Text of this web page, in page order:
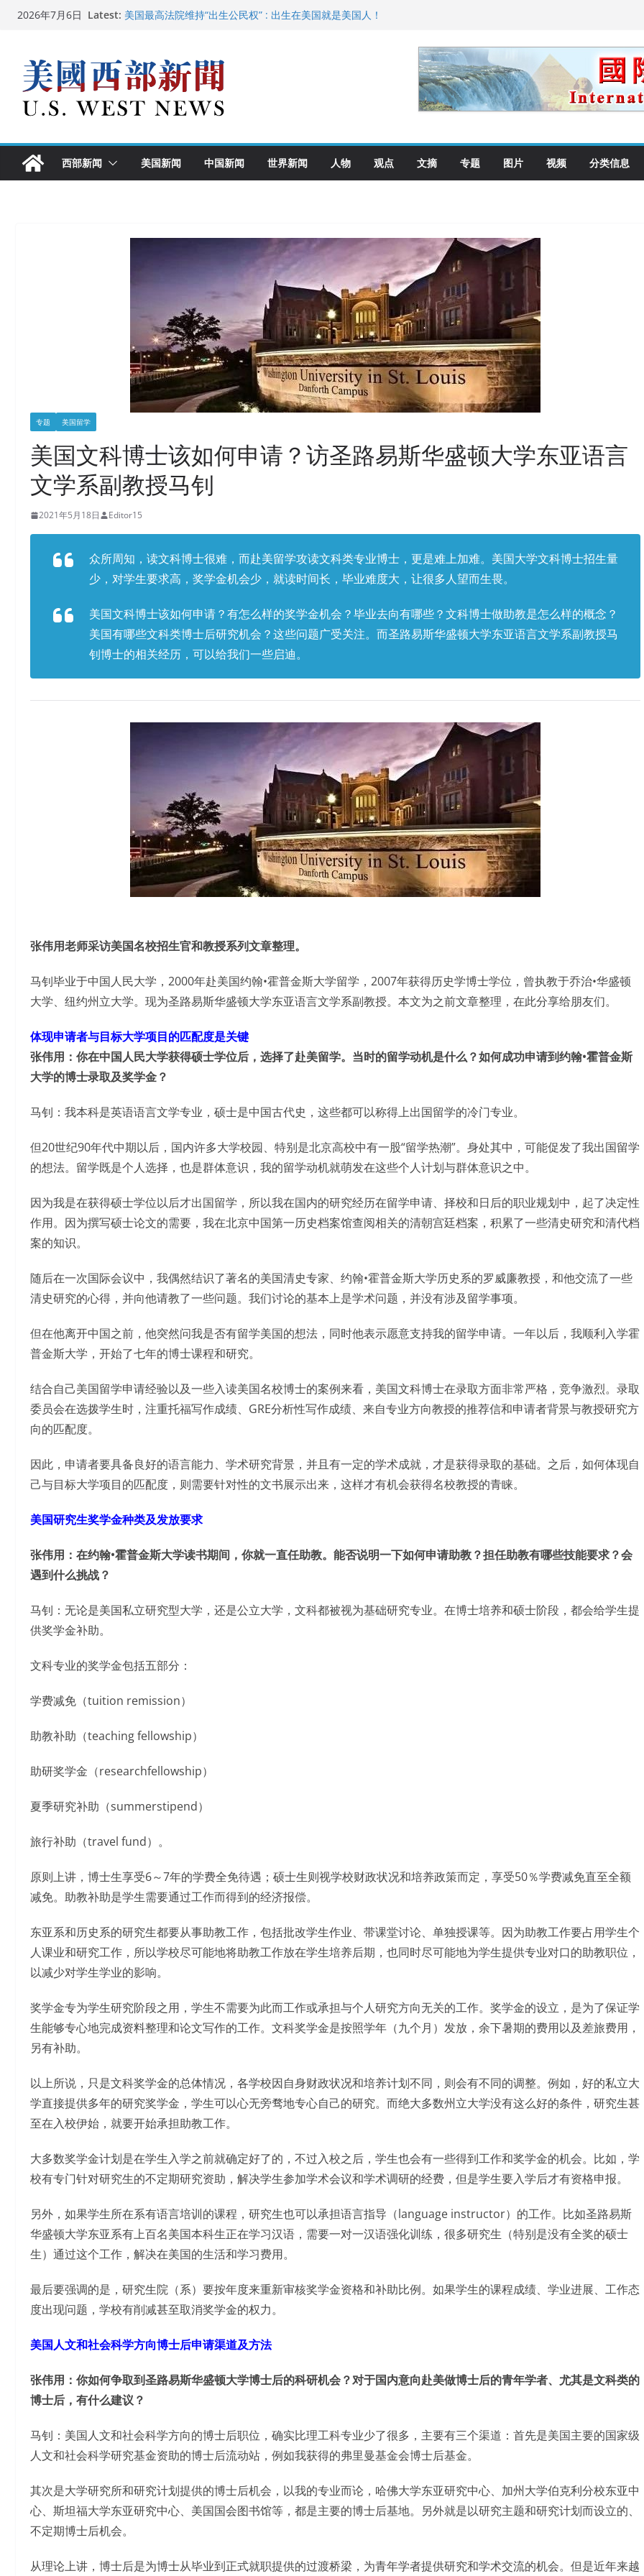
Skip2026年7月6日 Latest: 美国最高法院维持“出生公民权” : 出生在美国就是美国人！
美国推出付费签证加急试点 750美元可获优先面谈
美国加州正式设立“李小龙日” 成首位获州级纪念日华裔美国人
西部新闻 美国新闻 中国新闻 世界新闻 人物 观点 文摘 专题 图片 视频 分类信息
专题 美国留学
美国文科博士该如何申请？访圣路易斯华盛顿大学东亚语言
文学系副教授马钊
2021年5月18日 Editor15
众所周知，读文科博士很难，而赴美留学攻读文科类专业博士，更是难上加难。美国大学文科博士招生量
少，对学生要求高，奖学金机会少，就读时间长，毕业难度大，让很多人望而生畏。
美国文科博士该如何申请？有怎么样的奖学金机会？毕业去向有哪些？文科博士做助教是怎么样的概念？
美国有哪些文科类博士后研究机会？这些问题广受关注。而圣路易斯华盛顿大学东亚语言文学系副教授马
钊博士的相关经历，可以给我们一些启迪。
张伟用老师采访美国名校招生官和教授系列文章整理。
马钊毕业于中国人民大学，2000年赴美国约翰•霍普金斯大学留学，2007年获得历史学博士学位，曾执教于乔治•华盛顿
大学、纽约州立大学。现为圣路易斯华盛顿大学东亚语言文学系副教授。本文为之前文章整理，在此分享给朋友们。
体现申请者与目标大学项目的匹配度是关键
张伟用：你在中国人民大学获得硕士学位后，选择了赴美留学。当时的留学动机是什么？如何成功申请到约翰•霍普金斯
大学的博士录取及奖学金？
马钊：我本科是英语语言文学专业，硕士是中国古代史，这些都可以称得上出国留学的冷门专业。
但20世纪90年代中期以后，国内许多大学校园、特别是北京高校中有一股“留学热潮”。身处其中，可能促发了我出国留学
的想法。留学既是个人选择，也是群体意识，我的留学动机就萌发在这些个人计划与群体意识之中。
因为我是在获得硕士学位以后才出国留学，所以我在国内的研究经历在留学申请、择校和日后的职业规划中，起了决定性
作用。因为撰写硕士论文的需要，我在北京中国第一历史档案馆查阅相关的清朝宫廷档案，积累了一些清史研究和清代档
案的知识。
随后在一次国际会议中，我偶然结识了著名的美国清史专家、约翰•霍普金斯大学历史系的罗威廉教授，和他交流了一些
清史研究的心得，并向他请教了一些问题。我们讨论的基本上是学术问题，并没有涉及留学事项。
但在他离开中国之前，他突然问我是否有留学美国的想法，同时他表示愿意支持我的留学申请。一年以后，我顺利入学霍
普金斯大学，开始了七年的博士课程和研究。
结合自己美国留学申请经验以及一些入读美国名校博士的案例来看，美国文科博士在录取方面非常严格，竞争激烈。录取
委员会在选拨学生时，注重托福写作成绩、GRE分析性写作成绩、来自专业方向教授的推荐信和申请者背景与教授研究方
向的匹配度。
因此，申请者要具备良好的语言能力、学术研究背景，并且有一定的学术成就，才是获得录取的基础。之后，如何体现自
己与目标大学项目的匹配度，则需要针对性的文书展示出来，这样才有机会获得名校教授的青睐。
美国研究生奖学金种类及发放要求
张伟用：在约翰•霍普金斯大学读书期间，你就一直任助教。能否说明一下如何申请助教？担任助教有哪些技能要求？会
遇到什么挑战？
马钊：无论是美国私立研究型大学，还是公立大学，文科都被视为基础研究专业。在博士培养和硕士阶段，都会给学生提
供奖学金补助。
文科专业的奖学金包括五部分：
学费减免（tuition remission）
助教补助（teaching fellowship）
助研奖学金（researchfellowship）
夏季研究补助（summerstipend）
旅行补助（travel fund）。
原则上讲，博士生享受6～7年的学费全免待遇；硕士生则视学校财政状况和培养政策而定，享受50％学费减免直至全额
减免。助教补助是学生需要通过工作而得到的经济报偿。
东亚系和历史系的研究生都要从事助教工作，包括批改学生作业、带课堂讨论、单独授课等。因为助教工作要占用学生个
人课业和研究工作，所以学校尽可能地将助教工作放在学生培养后期，也同时尽可能地为学生提供专业对口的助教职位，
以减少对学生学业的影响。
奖学金专为学生研究阶段之用，学生不需要为此而工作或承担与个人研究方向无关的工作。奖学金的设立，是为了保证学
生能够专心地完成资料整理和论文写作的工作。文科奖学金是按照学年（九个月）发放，余下暑期的费用以及差旅费用，
另有补助。
以上所说，只是文科奖学金的总体情况，各学校因自身财政状况和培养计划不同，则会有不同的调整。例如，好的私立大
学直接提供多年的研究奖学金，学生可以心无旁骛地专心自己的研究。而绝大多数州立大学没有这么好的条件，研究生甚
至在入校伊始，就要开始承担助教工作。
大多数奖学金计划是在学生入学之前就确定好了的，不过入校之后，学生也会有一些得到工作和奖学金的机会。比如，学
校有专门针对研究生的不定期研究资助，解决学生参加学术会议和学术调研的经费，但是学生要入学后才有资格申报。
另外，如果学生所在系有语言培训的课程，研究生也可以承担语言指导（language instructor）的工作。比如圣路易斯
华盛顿大学东亚系有上百名美国本科生正在学习汉语，需要一对一汉语强化训练，很多研究生（特别是没有全奖的硕士
生）通过这个工作，解决在美国的生活和学习费用。
最后要强调的是，研究生院（系）要按年度来重新审核奖学金资格和补助比例。如果学生的课程成绩、学业进展、工作态
度出现问题，学校有削减甚至取消奖学金的权力。
美国人文和社会科学方向博士后申请渠道及方法
张伟用：你如何争取到圣路易斯华盛顿大学博士后的科研机会？对于国内意向赴美做博士后的青年学者、尤其是文科类的
博士后，有什么建议？
马钊：美国人文和社会科学方向的博士后职位，确实比理工科专业少了很多，主要有三个渠道：首先是美国主要的国家级
人文和社会科学研究基金资助的博士后流动站，例如我获得的弗里曼基金会博士后基金。
其次是大学研究所和研究计划提供的博士后机会，以我的专业而论，哈佛大学东亚研究中心、加州大学伯克利分校东亚中
心、斯坦福大学东亚研究中心、美国国会图书馆等，都是主要的博士后基地。另外就是以研究主题和研究计划而设立的、
不定期博士后机会。
从理论上讲，博士后是为博士从毕业到正式就职提供的过渡桥梁，为青年学者提供研究和学术交流的机会。但是近年来越